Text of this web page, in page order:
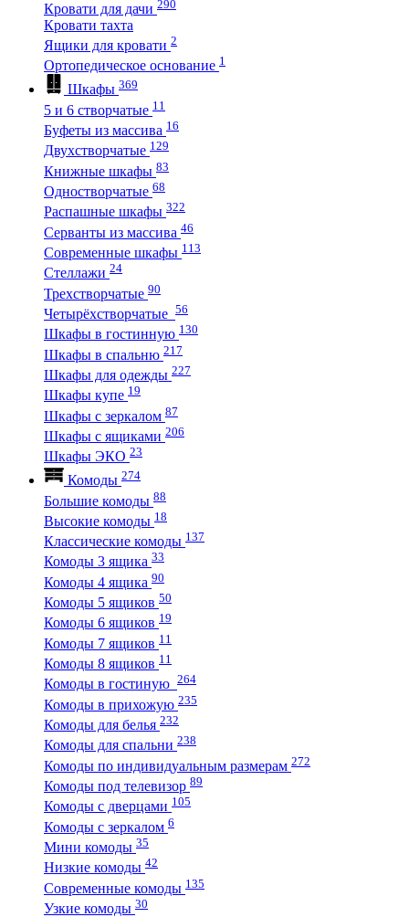
Кровати для дачи 290
Кровати тахта
Ящики для кровати 2
Ортопедическое основание 1
Шкафы 369
5 и 6 створчатые 11
Буфеты из массива 16
Двухстворчатые 129
Книжные шкафы 83
Одностворчатые 68
Распашные шкафы 322
Серванты из массива 46
Современные шкафы 113
Стеллажи 24
Трехстворчатые 90
Четырёхстворчатые 56
Шкафы в гостинную 130
Шкафы в спальню 217
Шкафы для одежды 227
Шкафы купе 19
Шкафы с зеркалом 87
Шкафы с ящиками 206
Шкафы ЭКО 23
Комоды 274
Большие комоды 88
Высокие комоды 18
Классические комоды 137
Комоды 3 ящика 33
Комоды 4 ящика 90
Комоды 5 ящиков 50
Комоды 6 ящиков 19
Комоды 7 ящиков 11
Комоды 8 ящиков 11
Комоды в гостиную 264
Комоды в прихожую 235
Комоды для белья 232
Комоды для спальни 238
Комоды по индивидуальным размерам 272
Комоды под телевизор 89
Комоды с дверцами 105
Комоды с зеркалом 6
Мини комоды 35
Низкие комоды 42
Современные комоды 135
Узкие комоды 30